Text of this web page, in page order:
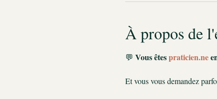
À propos de
💬 Vous êtes praticien.ne
Et vous vous demandez